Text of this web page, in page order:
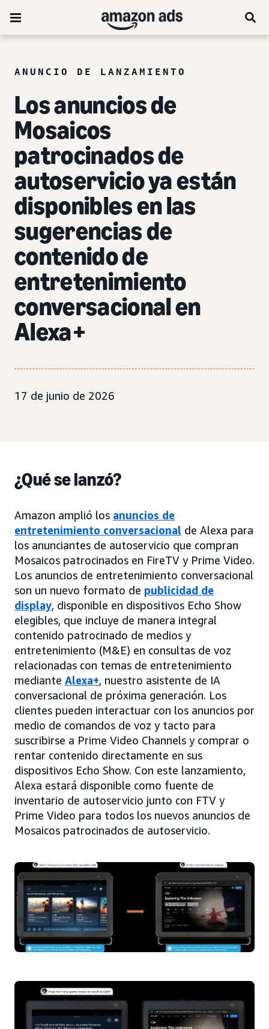
ANUNCIO DE LANZAMIENTO
Los anuncios de
Mosaicos
patrocinados de
autoservicio ya están
disponibles en las
sugerencias de
contenido de
entretenimiento
conversacional en
Alexa+
17 de junio de 2026
¿Qué se lanzó?
Amazon amplió los anuncios de
entretenimiento conversacional de Alexa para
los anunciantes de autoservicio que compran
Mosaicos patrocinados en FireTV y Prime Video.
Los anuncios de entretenimiento conversacional
son un nuevo formato de publicidad de
display, disponible en dispositivos Echo Show
elegibles, que incluye de manera integral
contenido patrocinado de medios y
entretenimiento (M&E) en consultas de voz
relacionadas con temas de entretenimiento
mediante Alexa+, nuestro asistente de IA
conversacional de próxima generación. Los
clientes pueden interactuar con los anuncios por
medio de comandos de voz y tacto para
suscribirse a Prime Video Channels y comprar o
rentar contenido directamente en sus
dispositivos Echo Show. Con este lanzamiento,
Alexa estará disponible como fuente de
inventario de autoservicio junto con FTV y
Prime Video para todos los nuevos anuncios de
Mosaicos patrocinados de autoservicio.